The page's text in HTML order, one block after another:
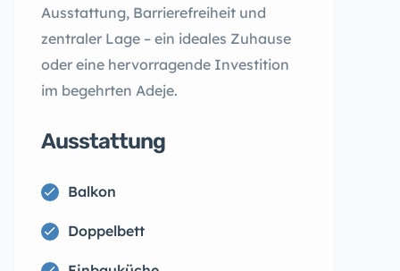
Ausstattung, Barrierefreiheit und
zentraler Lage – ein ideales Zuhause
oder eine hervorragende Investition
im begehrten Adeje.
Ausstattung
Balkon
Doppelbett